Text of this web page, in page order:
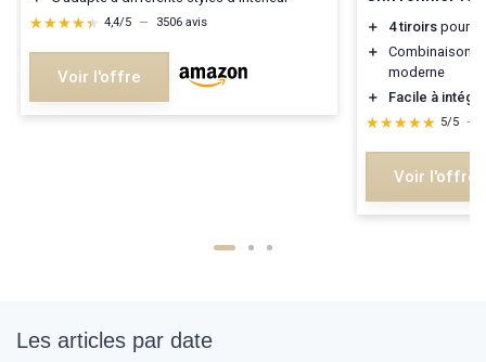
★★★★★
★★★★★ 4,4/5 — 3506 avis
Voir l'offre
＋ 4 tiroirs pour
＋
Combinaison
moderne
＋
Facile à
★★★★★
★★★★★ 5/5 —
Voir l'offre
Les articles par date